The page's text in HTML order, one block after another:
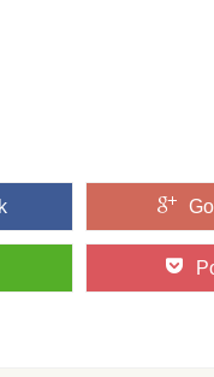
とは？今晩はこの方法を試